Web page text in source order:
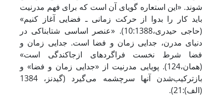
شوند. «این استعاره گویای آن است که برای فهم مدرنیت
باید کار را بدوا از حرکت زمانی ـ فضایی آغاز کنیم»
(حاجی حیدری،10:1388). «عنصر اساسی شتابناکی در
دنیای مدرن، جدایی زمان و فضا است. جدایی زمان و
فضا شرط نخست فراگردهای ازجاکندگی است»
(همان،124). پویایی مدرنیت از «جدایی زمان و فضا» و
بازترکیب‌شدن آنها سرچشمه می‌گیرد (گیدنز، 1384
(الف):21).